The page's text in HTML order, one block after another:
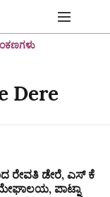
Dere
ರೇವತಿ ಡೇರೆ, ಎಸ್‌ ಕೆ
ಪಾಟ್ನಾ